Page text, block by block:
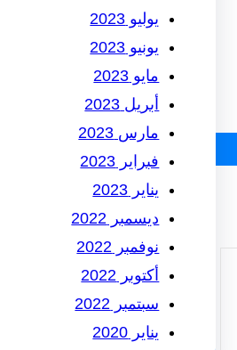
يوليو 2023
يونيو 2023
مايو 2023
أبريل 2023
مارس 2023
فبراير 2023
يناير 2023
ديسمبر 2022
نوفمبر 2022
أكتوبر 2022
سبتمبر 2022
يناير 2020